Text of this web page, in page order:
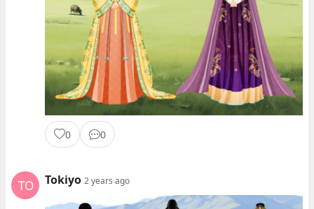
0 0
Tokiyo 2 years ago